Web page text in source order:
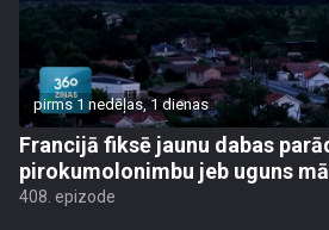
pirms 1 nedēļas, 1 dienas
Francijā fiksē jaunu dabas
pirokumolonimbu jeb uguns
408. epizode